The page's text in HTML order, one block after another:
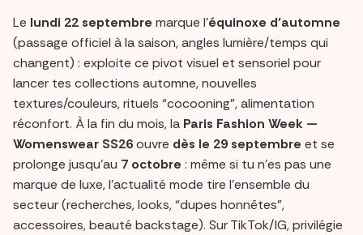
Le lundi 22 septembre marque l’équinoxe d’automne
(passage officiel à la saison, angles lumière/temps qui
changent) : exploite ce pivot visuel et sensoriel pour
lancer tes collections automne, nouvelles
textures/couleurs, rituels “cocooning”, alimentation
réconfort. À la fin du mois, la Paris Fashion Week —
Womenswear SS26ouvre dès le 29 septembre et se
prolonge jusqu’au 7 octobre : même si tu n’es pas une
marque de luxe, l’actualité mode tire l’ensemble du
secteur (recherches, looks, “dupes honnêtes”,
accessoires, beauté backstage). Sur TikTok/IG, privilégie